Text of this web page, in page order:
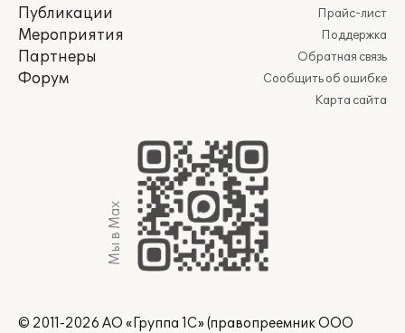
Публикации
Мероприятия
Партнеры
Форум
Прайс-лист
Поддержка
Обратная связь
Сообщить об ошибке
Карта сайта
Мы в Max
© 2011-2026 АО «Группа 1С» (правопреемник ООО